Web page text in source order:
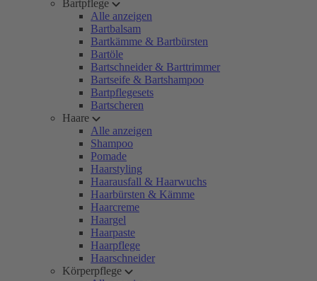
Bartpflege
Alle anzeigen
Bartbalsam
Bartkämme & Bartbürsten
Bartöle
Bartschneider & Barttrimmer
Bartseife & Bartshampoo
Bartpflegesets
Bartscheren
Haare
Alle anzeigen
Shampoo
Pomade
Haarstyling
Haarausfall & Haarwuchs
Haarbürsten & Kämme
Haarcreme
Haargel
Haarpaste
Haarpflege
Haarschneider
Körperpflege